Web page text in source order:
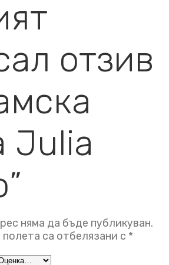
отзив
Julia
няма да бъде публикуван.
са отбелязани с *